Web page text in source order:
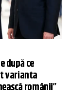
după ce
varianta
românii”